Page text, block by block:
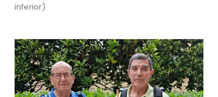
inferior)